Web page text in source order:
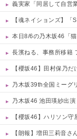
義実家「同居して自営業手伝え！」タダ働きさせようとする
【魂ネイションズ】「
本日8/6の乃木坂46「
長濱ねる、事務所移籍
【櫻坂46】田村保乃
乃木坂39th全国ミーグリ1次
乃木坂46 池田瑛紗出演「小峠英
【櫻坂46】ハリソン守
【朗報】増田三莉音